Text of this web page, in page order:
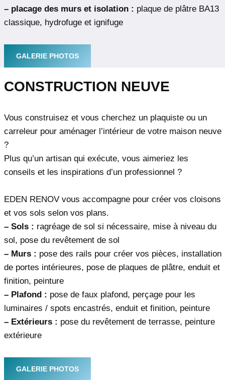
– placage des murs et isolation : plaque de plâtre BA13
classique, hydrofuge et ignifuge
GALERIE PHOTOS
CONSTRUCTION NEUVE
Vous construisez et vous cherchez un plaquiste ou un
carreleur pour aménager l’intérieur de votre maison neuve
?
Plus qu’un artisan qui exécute, vous aimeriez les
conseils et les inspirations d’un professionnel ?
EDEN RENOV vous accompagne pour créer vos cloisons
et vos sols selon vos plans.
– Sols : ragréage de sol si nécessaire, mise à niveau du
sol, pose du revêtement de sol
– Murs : pose des rails pour créer vos pièces, installation
de portes intérieures, pose de plaques de plâtre, enduit et
finition, peinture
– Plafond : pose de faux plafond, perçage pour les
luminaires / spots encastrés, enduit et finition, peinture
– Extérieurs : pose du revêtement de terrasse, peinture
extérieure
GALERIE PHOTOS